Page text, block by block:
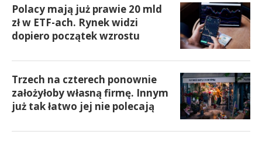
Polacy mają już prawie 20 mld
zł w ETF-ach. Rynek widzi
dopiero początek wzrostu
Trzech na czterech ponownie
założyłoby własną firmę. Innym
już tak łatwo jej nie polecają